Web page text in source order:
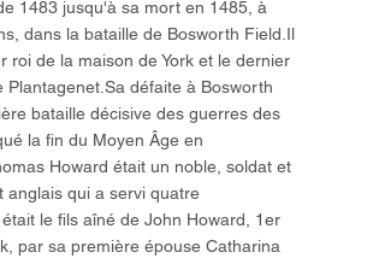
1483 jusqu'à sa mort en 1485, à
dans la bataille de Bosworth Field.Il
roi de la maison de York et le dernier
Plantagenet.Sa défaite à Bosworth
bataille décisive des guerres des
la fin du Moyen Âge en
Howard était un noble, soldat et
anglais qui a servi quatre
le fils aîné de John Howard, 1er
par sa première épouse Catharina